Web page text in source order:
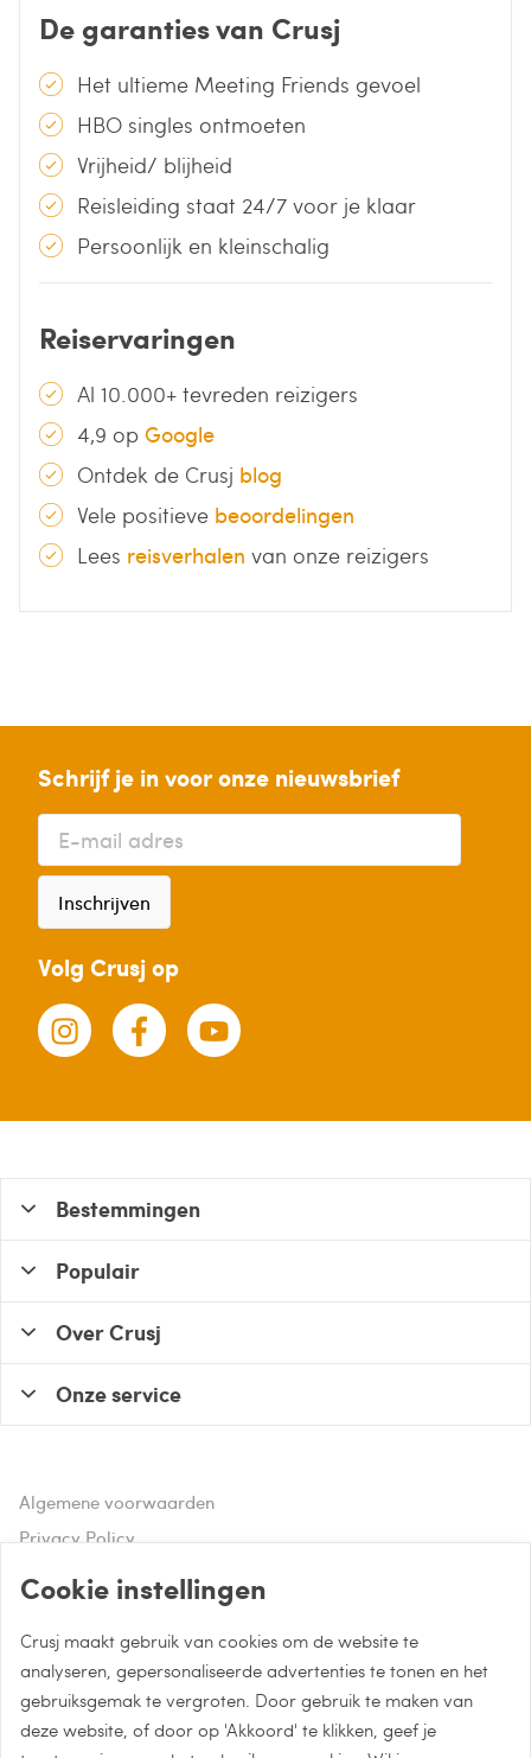
De garanties van Crusj
Het ultieme Meeting Friends gevoel
HBO singles ontmoeten
Vrijheid/ blijheid
Reisleiding staat 24/7 voor je klaar
Persoonlijk en kleinschalig
Reiservaringen
Al 10.000+ tevreden reizigers
4,9 op Google
Ontdek de Crusj blog
Vele positieve beoordelingen
Lees reisverhalen van onze reizigers
Schrijf je in voor onze nieuwsbrief
Inschrijven
Volg Crusj op
Hulp of advies nodig?
Bel naar 085 - 0043 015
Bestemmingen
Populair
Over Crusj
Onze service
Algemene voorwaarden
Privacy Policy
Cookie instellingen
Crusj maakt gebruik van cookies om de website te
analyseren, gepersonaliseerde advertenties te tonen en het
gebruiksgemak te vergroten. Door gebruik te maken van
deze website, of door op 'Akkoord' te klikken, geef je